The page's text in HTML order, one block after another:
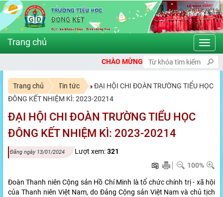
CHÀO MỪNG BẠN ĐẾN VỚI CỔNG THÔNG TIN ĐIỆN TỬ TRƯỜNG
Trang chủ Tin tức
ĐẠI HỘI CHI ĐOÀN TRƯỜNG TIỂU HỌC
ĐÔNG KẾT NHIỆM KÌ: 2023-20214
ĐẠI HỘI CHI ĐOÀN TRƯỜNG TIỂU HỌC
ĐÔNG KẾT NHIỆM KÌ: 2023-20214
Đăng ngày 13/01/2024 Lượt xem:321
100%
Đoàn Thanh niên Cộng sản Hồ Chí Minh là tổ chức chính trị - xã hội
của Thanh niên Việt Nam, do Đảng Cộng sản Việt Nam và chủ tịch